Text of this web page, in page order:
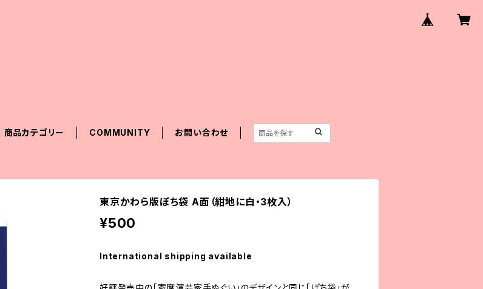
商品カテゴリー COMMUNITY お問い合わせ
東京かわら版ぽち袋 A面（紺地に白・3枚入）
¥500
International shipping available